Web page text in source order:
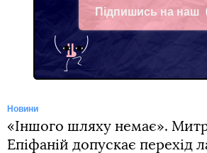
Підпишись на наш
Facebook
Новини
«Іншого шляху немає».
Епіфаній допускає перехід